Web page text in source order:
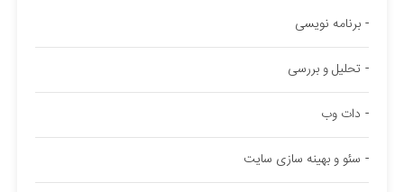
برنامه نویسی
تحلیل و بررسی
دات وب
سئو و بهینه سازی سایت